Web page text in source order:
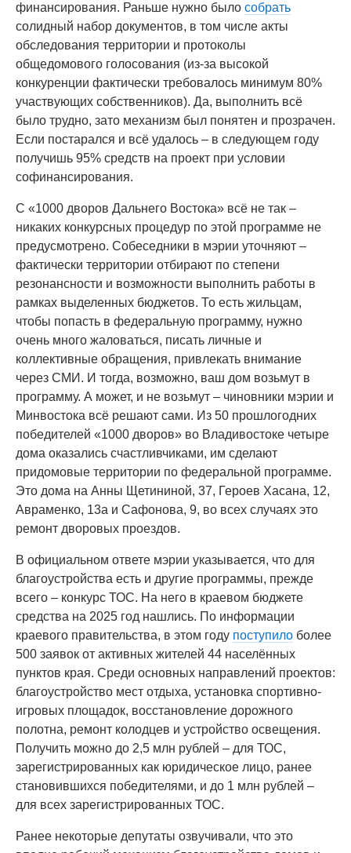
финансирования. Раньше нужно было собрать
солидный набор документов, в том числе акты
обследования территории и протоколы
общедомового голосования (из-за высокой
конкуренции фактически требовалось минимум 80%
участвующих собственников). Да, выполнить всё
было трудно, зато механизм был понятен и прозрачен.
Если постарался и всё удалось – в следующем году
получишь 95% средств на проект при условии
софинансирования.
С «1000 дворов Дальнего Востока» всё не так –
никаких конкурсных процедур по этой программе не
предусмотрено. Собеседники в мэрии уточняют –
фактически территории отбирают по степени
резонансности и возможности выполнить работы в
рамках выделенных бюджетов. То есть жильцам,
чтобы попасть в федеральную программу, нужно
очень много жаловаться, писать личные и
коллективные обращения, привлекать внимание
через СМИ. И тогда, возможно, ваш дом возьмут в
программу. А может, и не возьмут – чиновники мэрии и
Минвостока всё решают сами. Из 50 прошлогодних
победителей «1000 дворов» во Владивостоке четыре
дома оказались счастливчиками, им сделают
придомовые территории по федеральной программе.
Это дома на Анны Щетининой, 37, Героев Хасана, 12,
Авраменко, 13а и Сафонова, 9, во всех случаях это
ремонт дворовых проездов.
В официальном ответе мэрии указывается, что для
благоустройства есть и другие программы, прежде
всего – конкурс ТОС. На него в краевом бюджете
средства на 2025 год нашлись. По информации
краевого правительства, в этом году поступило более
500 заявок от активных жителей 44 населённых
пунктов края. Среди основных направлений проектов:
благоустройство мест отдыха, установка спортивно-
игровых площадок, восстановление дорожного
полотна, ремонт колодцев и устройство освещения.
Получить можно до 2,5 млн рублей – для ТОС,
зарегистрированных как юридическое лицо, ранее
становившихся победителями, и до 1 млн рублей –
для всех зарегистрированных ТОС.
Ранее некоторые депутаты озвучивали, что это